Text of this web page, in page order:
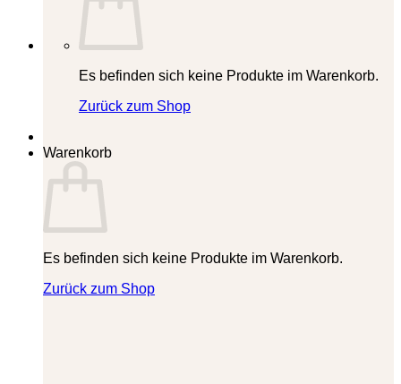
Es befinden sich keine Produkte im Warenkorb.
Zurück zum Shop
Warenkorb
Es befinden sich keine Produkte im Warenkorb.
Zurück zum Shop